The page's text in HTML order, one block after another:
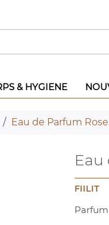
& HYGIENE
Eau de Parfum
Eau
FIILIT
Parfum